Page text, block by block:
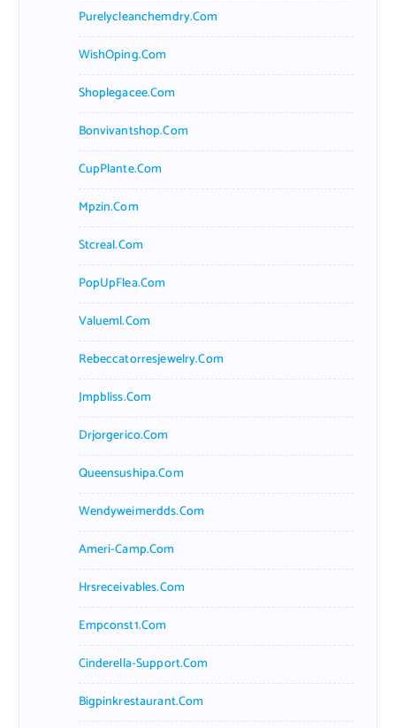
Purelycleanchemdry.com
WishOping.com
Shoplegacee.com
Bonvivantshop.com
CupPlante.com
Mpzin.com
Stcreal.com
PopUpFlea.com
Valueml.com
Rebeccatorresjewelry.com
Jmpbliss.com
Drjorgerico.com
Queensushipa.com
Wendyweimerdds.com
Ameri-Camp.com
Hrsreceivables.com
Empconst1.com
Cinderella-Support.com
Bigpinkrestaurant.com